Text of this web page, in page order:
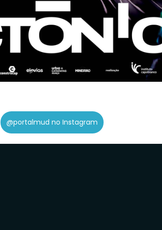
@portalmud no Instagram